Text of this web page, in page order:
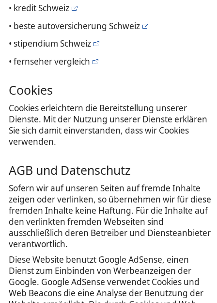
• kredit Schweiz
• beste autoversicherung Schweiz
• stipendium Schweiz
• fernseher vergleich
Cookies
Cookies erleichtern die Bereitstellung unserer
Dienste. Mit der Nutzung unserer Dienste erklären
Sie sich damit einverstanden, dass wir Cookies
verwenden.
AGB und Datenschutz
Sofern wir auf unseren Seiten auf fremde Inhalte
zeigen oder verlinken, so übernehmen wir für diese
fremden Inhalte keine Haftung. Für die Inhalte auf
den verlinkten fremden Webseiten sind
ausschließlich deren Betreiber und Diensteanbieter
verantwortlich.
Diese Website benutzt Google AdSense, einen
Dienst zum Einbinden von Werbeanzeigen der
Google. Google AdSense verwendet Cookies und
Web Beacons die eine Analyse der Benutzung der